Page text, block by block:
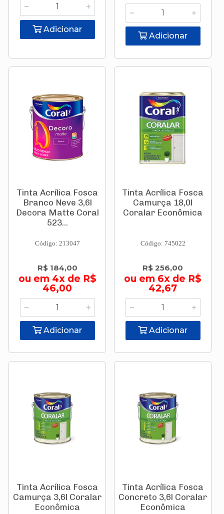
Adicionar
Adicionar
Tinta Acrílica Fosca
Branco Neve 3,6l
Decora Matte Coral
523...
Código: 213047
R$ 184,00
ou em 4x de R$
46,00
Adicionar
Tinta Acrílica Fosca
Camurça 18,0l
Coralar Econômica
Código: 745022
R$ 256,00
ou em 6x de R$
42,67
Adicionar
Tinta Acrílica Fosca
Camurça 3,6l Coralar
Econômica
Tinta Acrílica Fosca
Concreto 3,6l Coralar
Econômica